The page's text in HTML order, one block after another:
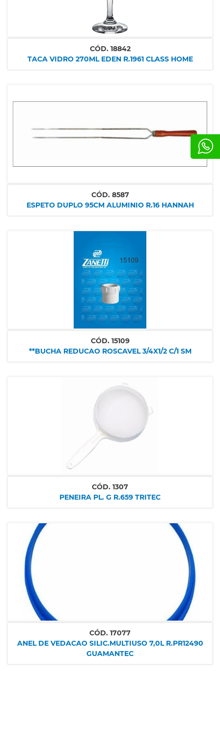
CÓD. 18842
TACA VIDRO 270ML EDEN R.1961 CLASS HOME
CÓD. 8587
ESPETO DUPLO 95CM ALUMINIO R.16 HANNAH
CÓD. 15109
**BUCHA REDUCAO ROSCAVEL 3/4X1/2 C/1 SM
CÓD. 1307
PENEIRA PL. G R.659 TRITEC
CÓD. 17077
ANEL DE VEDACAO SILIC.MULTIUSO 7,0L R.PR12490
GUAMANTEC